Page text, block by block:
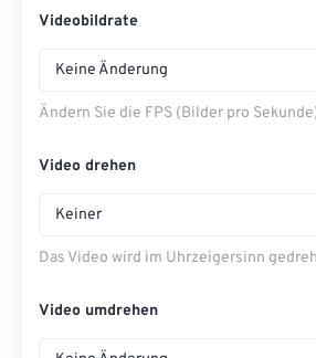
Videobildrate
Keine Änderung
Ändern Sie die FPS (Bilder pro
Video drehen
Keiner
Das Video wird im Uhrzeigersinn
Video umdrehen